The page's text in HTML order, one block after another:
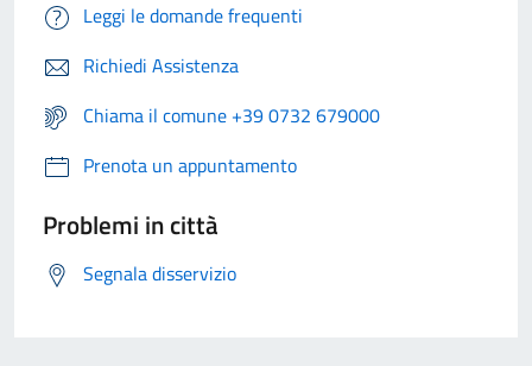
Leggi le domande frequenti
Richiedi Assistenza
Chiama il comune +39 0732 679000
Prenota un appuntamento
Problemi in città
Segnala disservizio